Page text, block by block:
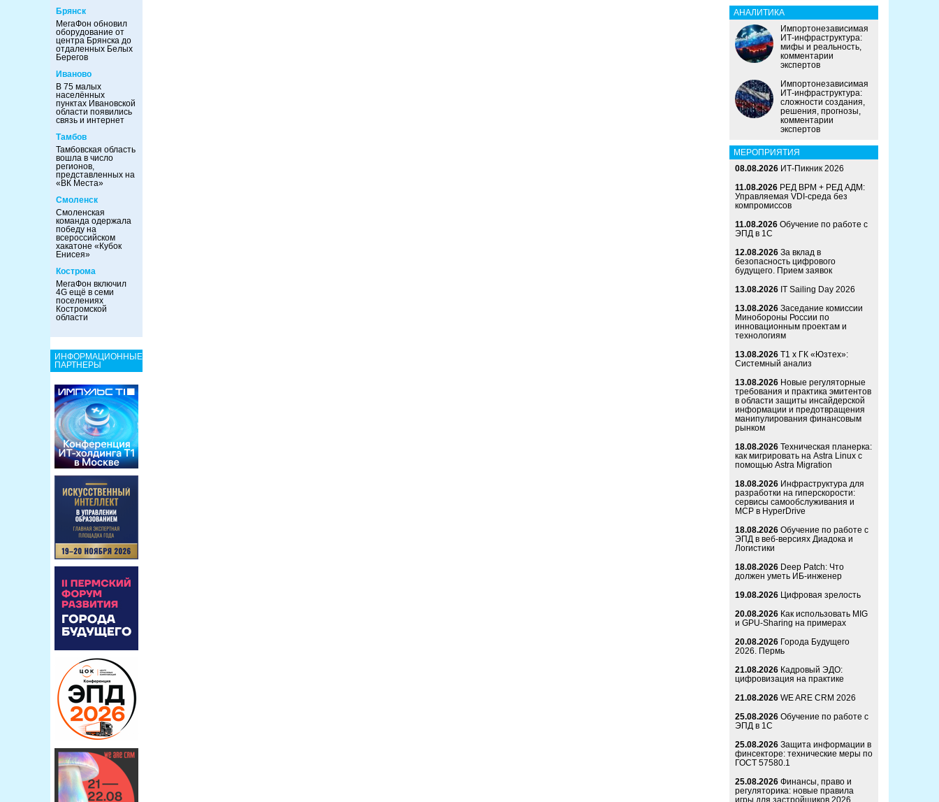
Брянск
МегаФон обновил
оборудование от
центра Брянска до
отдаленных Белых
Берегов
Иваново
В 75 малых
населённых
пунктах Ивановской
области появились
связь и интернет
Тамбов
Тамбовская область
вошла в число
регионов,
представленных на
«ВК Места»
Смоленск
Смоленская
команда одержала
победу на
всероссийском
хакатоне «Кубок
Енисея»
Кострома
МегаФон включил
4G ещё в семи
поселениях
Костромской
области
ИНФОРМАЦИОННЫЕ
ПАРТНЕРЫ
АНАЛИТИКА
Импортонезависимая
ИТ-инфраструктура:
мифы и реальность,
комментарии
экспертов
Импортонезависимая
ИТ-инфраструктура:
сложности создания,
решения, прогнозы,
комментарии
экспертов
МЕРОПРИЯТИЯ
08.08.2026 ИТ-Пикник 2026
11.08.2026 РЕД ВРМ + РЕД АДМ:
Управляемая VDI-среда без
компромиссов
11.08.2026 Обучение по работе с
ЭПД в 1С
12.08.2026 За вклад в
безопасность цифрового
будущего. Прием заявок
13.08.2026 IT Sailing Day 2026
13.08.2026 Заседание комиссии
Минобороны России по
инновационным проектам и
технологиям
13.08.2026 Т1 x ГК «Юзтех»:
Системный анализ
13.08.2026 Новые регуляторные
требования и практика эмитентов
в области защиты инсайдерской
информации и предотвращения
манипулирования финансовым
рынком
18.08.2026 Техническая планерка:
как мигрировать на Astra Linux с
помощью Astra Migration
18.08.2026 Инфраструктура для
разработки на гиперскорости:
сервисы самообслуживания и
MCP в HyperDrive
18.08.2026 Обучение по работе с
ЭПД в веб-версиях Диадока и
Логистики
18.08.2026 Deep Patch: Что
должен уметь ИБ-инженер
19.08.2026 Цифровая зрелость
20.08.2026 Как использовать MIG
и GPU-Sharing на примерах
20.08.2026 Города Будущего
2026. Пермь
21.08.2026 Кадровый ЭДО:
цифровизация на практике
21.08.2026 WE ARE CRM 2026
25.08.2026 Обучение по работе с
ЭПД в 1С
25.08.2026 Защита информации в
финсекторе: технические меры по
ГОСТ 57580.1
25.08.2026 Финансы, право и
регуляторика: новые правила